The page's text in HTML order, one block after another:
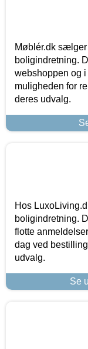
Møblér.dk
boligindretning.
webshoppen og
muligheden for
deres udvalg.
Hos
boligindretning.
flotte
dag ved
udvalg.
Se